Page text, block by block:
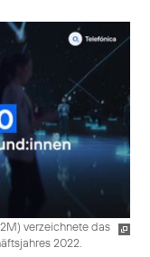
verzeichnete das
2022.